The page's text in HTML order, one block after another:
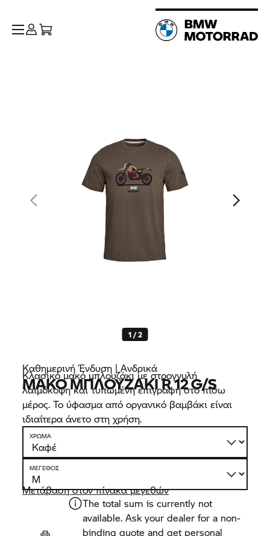
1 / 2
Καθημερινή Ένδυση | Ανδρικά
ΜΑΚΌ ΜΠΛΟΥΖΆΚΙ R 12 G/S
Κλασικό μακό μπλουζάκι με στρογγυλή
λαιμόκοψη και τυπωμένη επιγραφή στο πίσω
μέρος. Το ύφασμα από οργανικό βαμβάκι είναι
ιδιαίτερα άνετο στη χρήση.
ΧΡΏΜΑ
ΜΈΓΕΘΟΣ
Μετάβαση στον πίνακα μεγεθών
The total sum is currently not
available. Ask your dealer for a non-
binding quote and get personal